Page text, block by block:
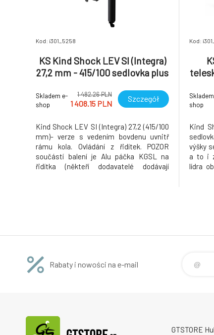
Kod: i301_5258
KS Kind Shock LEV SI (Integra)
27,2 mm - 415/100 sedlovka plus
Skladem e-
shop
1 482.26 PLN
1 408.15 PLN Szczegół
Kind Shock LEV SI (Integra) 27,2 (415/100
mm)- verze s vedením bovdenu uvnitř
rámu kola. Ovládání z řidítek. POZOR
součástí balení je Alu páčka KGSL na
řidítka (někteří dodavatelé dodávají
Kod:
shop
Kind
výšky
a to i
lídra
Rabaty i nowości na e-mail
GTSTORE